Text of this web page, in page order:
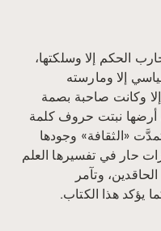
الحكم إلا وسلكتها،
إلا ومارسته
وكانت صاحبة بصمة
نبتت حروف كلمة
«الثقافة» وجودها
حار في تفسيرها العلم
وتآمر
يؤكد هذا الكتاب.